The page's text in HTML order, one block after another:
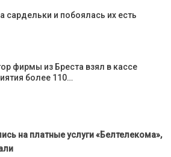
сардельки и побоялась их есть
фирмы из Бреста взял в кассе
более 110…
на платные услуги «Белтелекома»,